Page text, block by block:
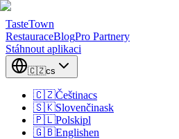
TasteTown
RestauraceBlogPro Partnery
Stáhnout aplikaci
🇨🇿cs
🇨🇿Češtinacs
🇸🇰Slovenčinask
🇵🇱Polskipl
🇬🇧Englishen